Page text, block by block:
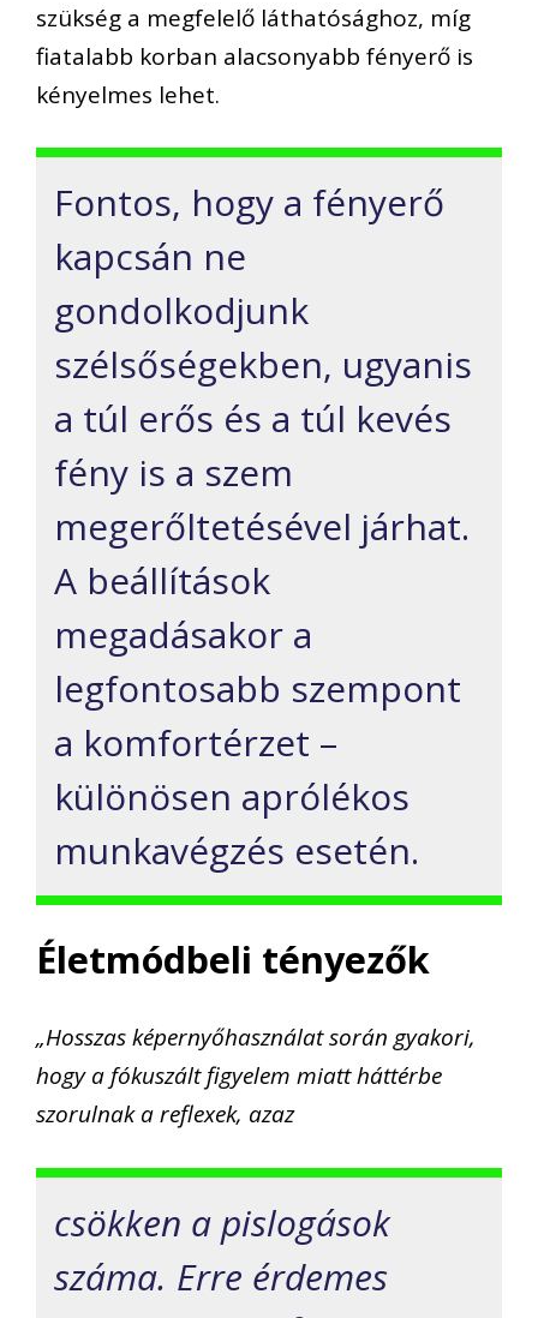
szükség a megfelelő láthatósághoz, míg
fiatalabb korban alacsonyabb fényerő is
kényelmes lehet.
Fontos, hogy a fényerő
kapcsán ne
gondolkodjunk
szélsőségekben, ugyanis
a túl erős és a túl kevés
fény is a szem
megerőltetésével járhat.
A beállítások
megadásakor a
legfontosabb szempont
a komfortérzet –
különösen aprólékos
munkavégzés esetén.
Életmódbeli tényezők
„Hosszas képernyőhasználat során gyakori,
hogy a fókuszált figyelem miatt háttérbe
szorulnak a reflexek, azaz
csökken a pislogások
száma. Erre érdemes